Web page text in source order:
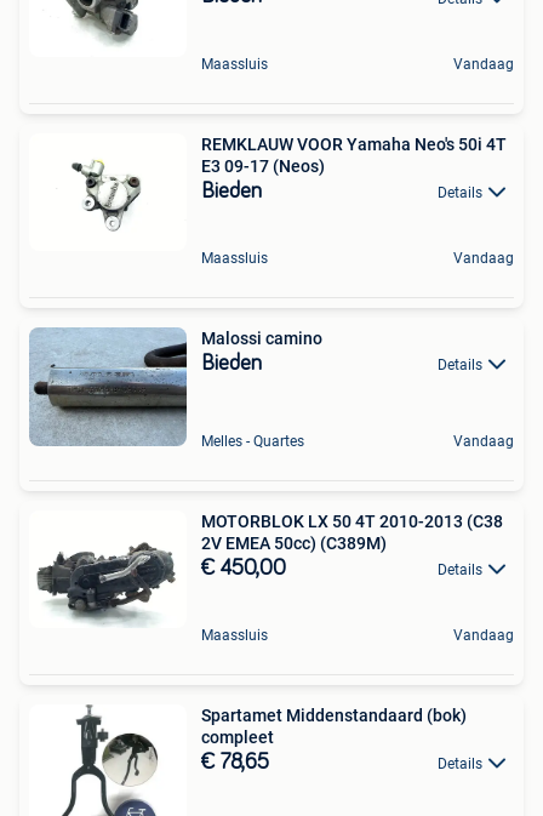
Maassluis Vandaag
REMKLAUW VOOR Yamaha Neo's 50i 4T
E3 09-17 (Neos)
Bieden Details
Maassluis Vandaag
Malossi camino
Bieden Details
Melles - Quartes Vandaag
MOTORBLOK LX 50 4T 2010-2013 (C38
2V EMEA 50cc) (C389M)
€ 450,00 Details
Maassluis Vandaag
Spartamet Middenstandaard (bok)
compleet
€ 78,65 Details